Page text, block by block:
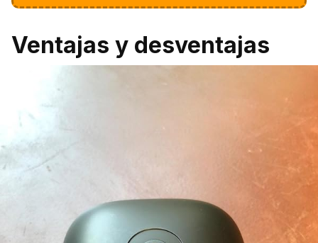
Ventajas y desventajas